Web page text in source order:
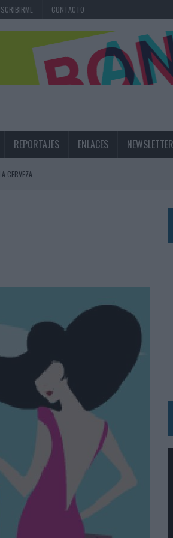
CONTACTO
REPORTAJES ENLACES NEWSLETTER
CERVEZA
MARCAS
COMO DISPOSITIVO MÁS UTILIZADO
Y SOLERO
ACTIVOS CULTURALES Y ECONÓMICOS
LOS MEDIOS
SON DOS CARAS DE LA MISMA